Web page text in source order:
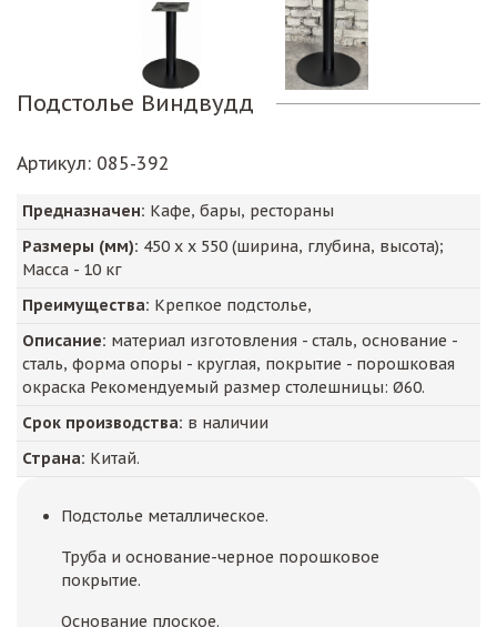
Подстолье Виндвудд
Артикул: 085-392
Предназначен: Кафе, бары, рестораны
Размеры (мм): 450 х х 550 (ширина, глубина, высота);
Масса - 10 кг
Преимущества: Крепкое подстолье,
Описание: материал изготовления - сталь, основание -
сталь, форма опоры - круглая, покрытие - порошковая
окраска Рекомендуемый размер столешницы: Ø60.
Срок производства: в наличии
Страна: Китай.
Подстолье металлическое.
Труба и основание-черное порошковое
покрытие.
Основание плоское.